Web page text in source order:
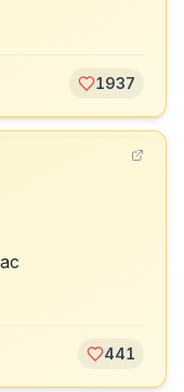
1937
441